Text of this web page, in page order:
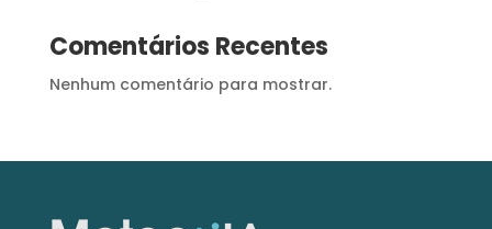
Comentários Recentes
Nenhum comentário para mostrar.